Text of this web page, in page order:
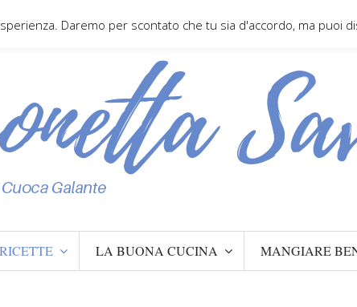
RICETTE LA BUONA CUCINA MANGIARE
Daremo per scontato che tu sia d'accordo, ma puoi